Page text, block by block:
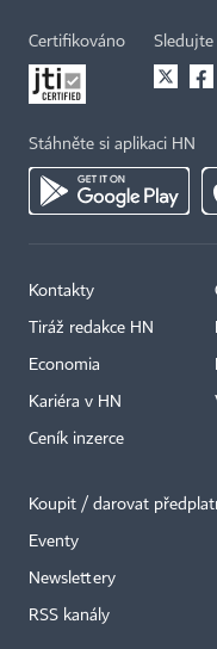
Certifikováno Sledujte
Stáhněte si aplikaci HN
Kontakty
Tiráž redakce HN
Economia
Kariéra v HN
Ceník inzerce
Koupit / darovat
Eventy
Newslettery
RSS kanály